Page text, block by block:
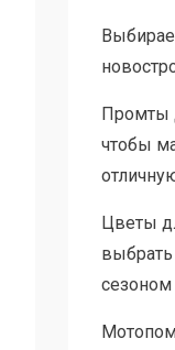
Промты
чтобы
Цветы
выбрать
сезоном